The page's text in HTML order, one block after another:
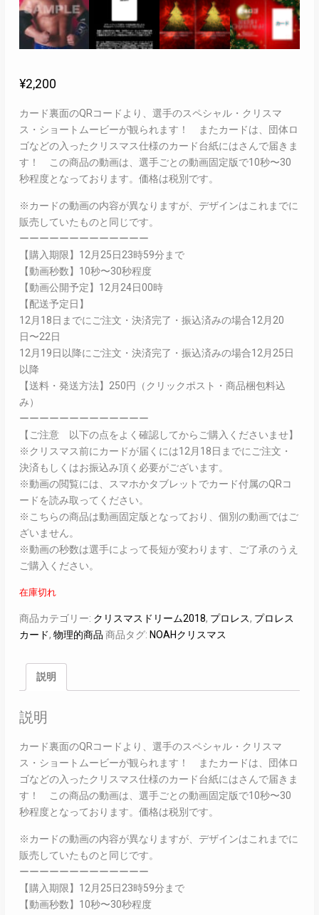
¥2,200
カード裏面のQRコードより、選手のスペシャル・クリスマ
ス・ショートムービーが観られます！ またカードは、団体ロ
ゴなどの入ったクリスマス仕様のカード台紙にはさんで届きま
す！ この商品の動画は、選手ごとの動画固定版で10秒〜30
秒程度となっております。価格は税別です。
※カードの動画の内容が異なりますが、デザインはこれまでに
販売していたものと同じです。
ーーーーーーーーーーーーー
【購入期限】12月25日23時59分まで
【動画秒数】10秒〜30秒程度
【動画公開予定】12月24日00時
【配送予定日】
12月18日までにご注文・決済完了・振込済みの場合12月20
日〜22日
12月19日以降にご注文・決済完了・振込済みの場合12月25日
以降
【送料・発送方法】250円（クリックポスト・商品梱包料込
み）
ーーーーーーーーーーーーー
【ご注意 以下の点をよく確認してからご購入くださいませ】
※クリスマス前にカードが届くには12月18日までにご注文・
決済もしくはお振込み頂く必要がございます。
※動画の閲覧には、スマホかタブレットでカード付属のQRコ
ードを読み取ってください。
※こちらの商品は動画固定版となっており、個別の動画ではご
ざいません。
※動画の秒数は選手によって長短が変わります、ご了承のうえ
ご購入ください。
在庫切れ
商品カテゴリー: クリスマスドリーム2018, プロレス, プロレス
カード, 物理的商品 商品タグ: NOAHクリスマス
説明
説明
カード裏面のQRコードより、選手のスペシャル・クリスマ
ス・ショートムービーが観られます！ またカードは、団体ロ
ゴなどの入ったクリスマス仕様のカード台紙にはさんで届きま
す！ この商品の動画は、選手ごとの動画固定版で10秒〜30
秒程度となっております。価格は税別です。
※カードの動画の内容が異なりますが、デザインはこれまでに
販売していたものと同じです。
ーーーーーーーーーーーーー
【購入期限】12月25日23時59分まで
【動画秒数】10秒〜30秒程度